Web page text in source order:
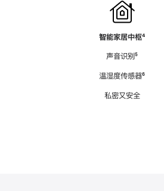
智能家居中枢脚
⁴
声音识别脚
⁵
温湿度传感器脚
⁶
私密又安全